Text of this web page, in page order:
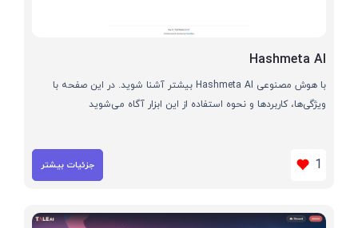
Hashmeta AI
با هوش مصنوعی Hashmeta AI بیشتر آشنا شوید. در این صفحه با
ویژگی‌ها، کاربردها و نحوه استفاده از این ابزار آگاه می‌شوید
1 جزئیات بیشتر